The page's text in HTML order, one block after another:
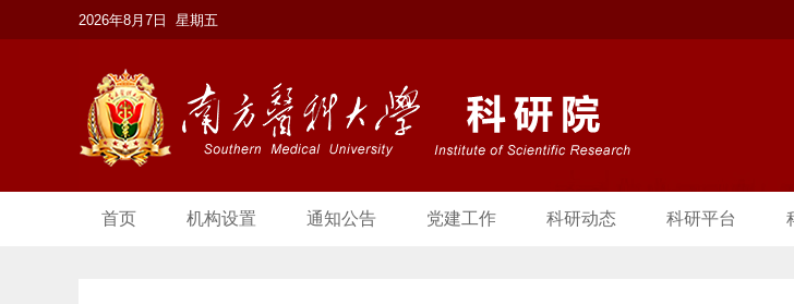
2026年8月7日 星期五
首页 机构设置 通知公告 党建工作 科研动态 科研平台